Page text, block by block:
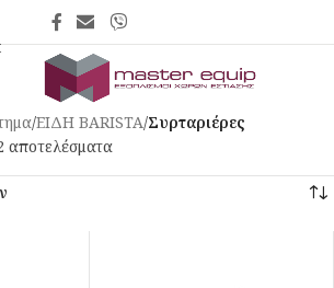
/ΕΙΔΗ BARISTA/Συρταριέρες
αποτελέσματα